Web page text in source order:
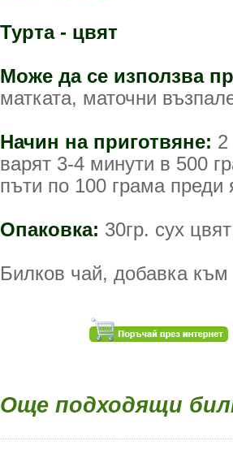
Турта - цвят
Може да се използва
матката, маточни
Начин на приготвяне: 2
варят 3-4 минути в 500
пъти по 100 грама преди
Опаковка: 30гр. сух
Билков чай, добавка към
Още подходящи